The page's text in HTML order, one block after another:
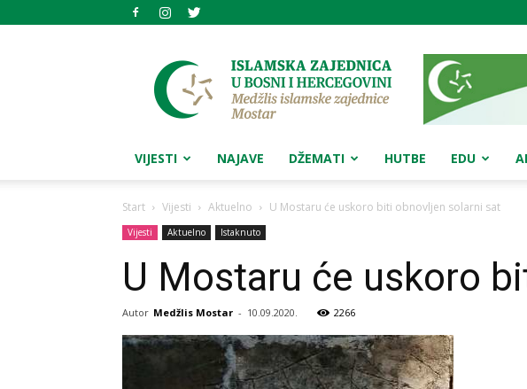
Medžlis
islamske
zajednice
Mostar
VIJESTI NAJAVE DŽEMATI HUTBE EDU
Start Vijesti Aktuelno U Mostaru će uskoro biti obnovljen solarni sat
Vijesti Aktuelno Istaknuto
U Mostaru će uskoro
Autor Medžlis Mostar - 10.09.2020. 2266